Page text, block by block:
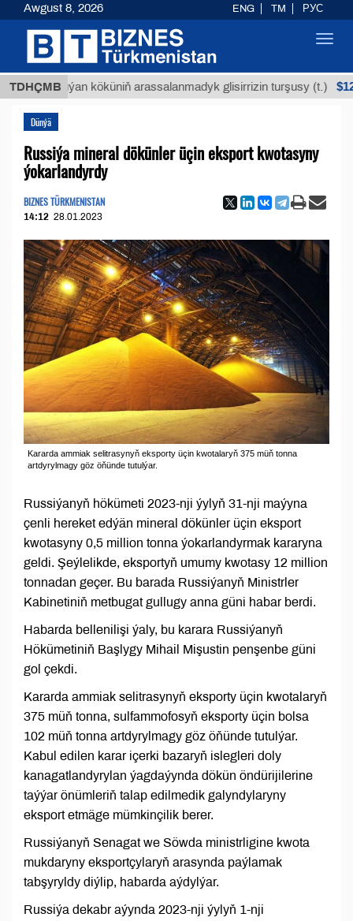
TDHÇMB
Buýan köküniň arassalanmadyk glisirrizin turşusy (t.) $12935,18
Dünýä
Russiýa mineral dökünler üçin eksport kwotasyny
ýokarlandyrdy
BIZNES TÜRKMENISTAN
14:12 28.01.2023
Kararda ammiak selitrasynyň eksporty üçin kwotalaryň 375 müň tonna
artdyrylmagy göz öňünde tutulýar.
Russiýanyň hökümeti 2023-nji ýylyň 31-nji maýyna
çenli hereket edýän mineral dökünler üçin eksport
kwotasyny 0,5 million tonna ýokarlandyrmak kararyna
geldi. Şeýlelikde, eksportyň umumy kwotasy 12 million
tonnadan geçer. Bu barada Russiýanyň Ministrler
Kabinetiniň metbugat gullugy anna güni habar berdi.
Habarda bellenilişi ýaly, bu karara Russiýanyň
Hökümetiniň Başlygy Mihail Mişustin penşenbe güni
gol çekdi.
Kararda ammiak selitrasynyň eksporty üçin kwotalaryň
375 müň tonna, sulfammofosyň eksporty üçin bolsa
102 müň tonna artdyrylmagy göz öňünde tutulýar.
Kabul edilen karar içerki bazaryň islegleri doly
kanagatlandyrylan ýagdaýynda dökün öndürijilerine
taýýar önümleriň talap edilmedik galyndylaryny
eksport etmäge mümkinçilik berer.
Russiýanyň Senagat we Söwda ministrligine kwota
mukdaryny eksportçylaryň arasynda paýlamak
tabşyryldy diýlip, habarda aýdylýar.
Russiýa dekabr aýynda 2023-nji ýylyň 1-nji
Awgust 8, 2026 ENG TM РУС